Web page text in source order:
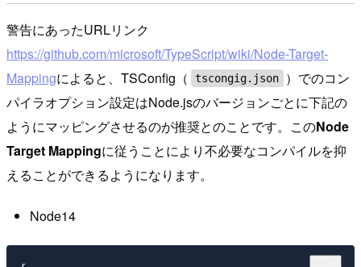
警告にあったURLリンク
https://github.com/microsoft/TypeScript/wiki/Node-Target-
Mappingによると、TSConfig（ tscongig.json
）でのコン
パイラオプション設定はNode.jsのバージョンごとに下記の
ようにマッピングさせるのが推奨とのことです。このNode
Target Mappingに従うことにより不必要なコンパイルを抑
えることができるようになります。
Node14